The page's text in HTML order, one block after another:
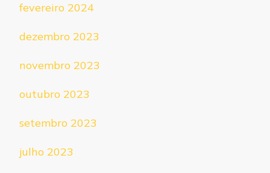
fevereiro 2024
dezembro 2023
novembro 2023
outubro 2023
setembro 2023
julho 2023